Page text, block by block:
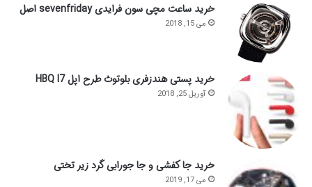
خرید ساعت مچی سون فرایدی sevenfriday اصل
می 15, 2018
خرید پستی هندزفری بلوتوث طرح اپل HBQ I7
آوریل 25, 2018
خرید جا کفشی و جا جورابی گرد زیر تختی
می 17, 2019